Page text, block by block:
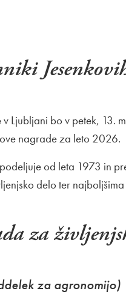
v Ljubljani bo v petek,
nagrade za leto 2026.
od leta 1973 in
delo ter
za
za agronomijo)